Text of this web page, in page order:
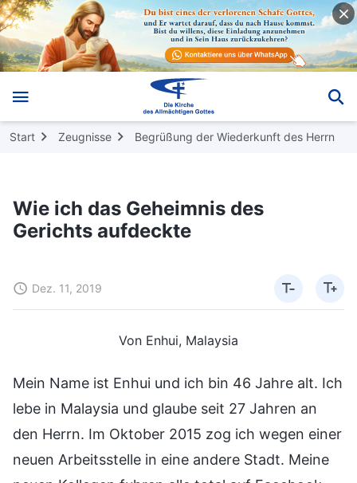
Start Zeugnisse Begrüßung der Wiederkunft des Herrn
Wie ich das Geheimnis des
Gerichts aufdeckte
Dez. 11, 2019
Von Enhui, Malaysia
Mein Name ist Enhui und ich bin 46 Jahre alt. Ich
lebe in Malaysia und glaube seit 27 Jahren an
den Herrn. Im Oktober 2015 zog ich wegen einer
neuen Arbeitsstelle in eine andere Stadt. Meine